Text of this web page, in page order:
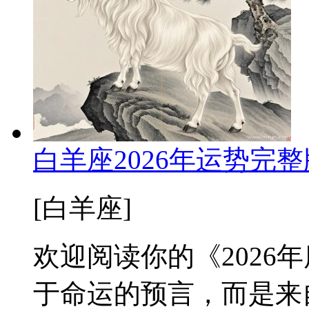
白羊座2026年运势完
[白羊座]
欢迎阅读你的《2026
于命运的预言，而是